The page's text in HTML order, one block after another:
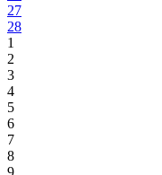
27
28
1
2
3
4
5
6
7
8